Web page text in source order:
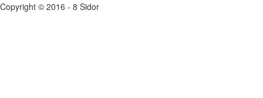
Copyright © 2016 - 8 Sidor